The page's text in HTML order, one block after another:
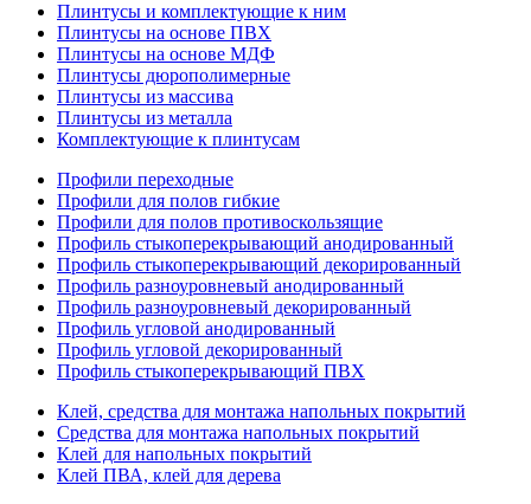
Плинтусы и комплектующие к ним
Плинтусы на основе ПВХ
Плинтусы на основе МДФ
Плинтусы дюрополимерные
Плинтусы из массива
Плинтусы из металла
Комплектующие к плинтусам
Профили переходные
Профили для полов гибкие
Профили для полов противоскользящие
Профиль стыкоперекрывающий анодированный
Профиль стыкоперекрывающий декорированный
Профиль разноуровневый анодированный
Профиль разноуровневый декорированный
Профиль угловой анодированный
Профиль угловой декорированный
Профиль стыкоперекрывающий ПВХ
Клей, средства для монтажа напольных покрытий
Средства для монтажа напольных покрытий
Клей для напольных покрытий
Клей ПВА, клей для дерева